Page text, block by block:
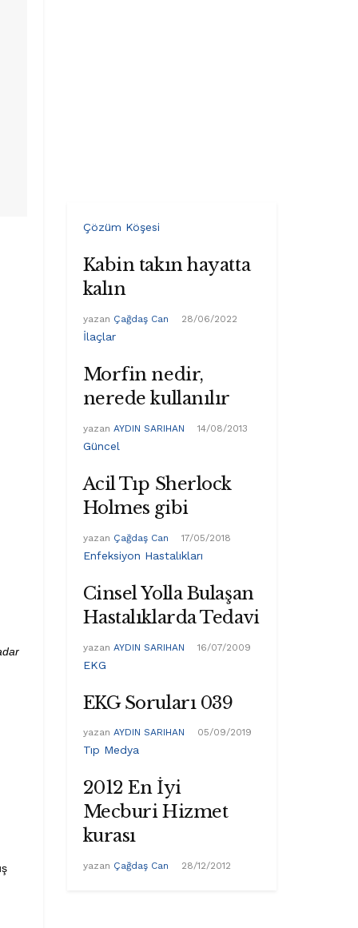
Çözüm Köşesi
Kabin takın hayatta
kalın
yazan Çağdaş Can 28/06/2022
İlaçlar
Morfin nedir,
nerede kullanılır
yazan AYDIN SARIHAN 14/08/2013
Güncel
Acil Tıp Sherlock
Holmes gibi
yazan Çağdaş Can 17/05/2018
Enfeksiyon Hastalıkları
Cinsel Yolla Bulaşan
Hastalıklarda Tedavi
yazan AYDIN SARIHAN 16/07/2009
EKG
EKG Soruları 039
yazan AYDIN SARIHAN 05/09/2019
Tıp Medya
2012 En İyi
Mecburi Hizmet
kurası
yazan Çağdaş Can 28/12/2012